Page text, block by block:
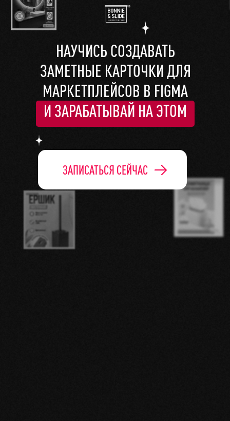
НАУЧИСЬ СОЗДАВАТЬ
ЗАМЕТНЫЕ КАРТОЧКИ ДЛЯ
МАРКЕТПЛЕЙСОВ В FIGMA
И ЗАРАБАТЫВАЙ НА ЭТОМ
ЗАПИСАТЬСЯ СЕЙЧАС